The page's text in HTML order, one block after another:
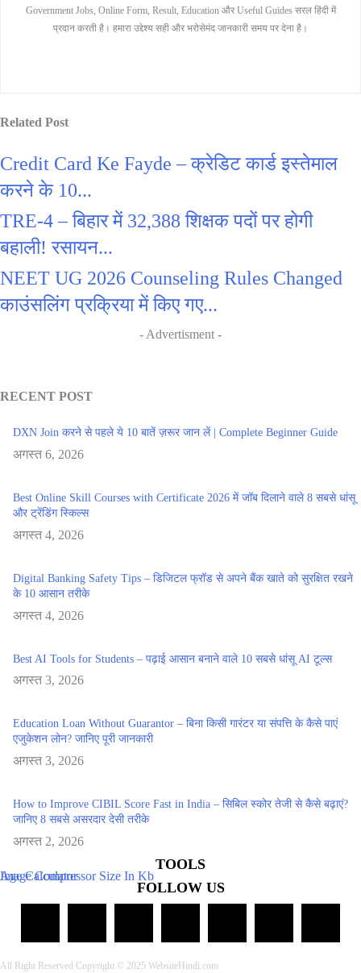
Government Jobs, Online Form, Result, Education और Useful Guides सरल हिंदी में
प्रदान करती है। हमारा उद्देश्य सही और भरोसेमंद जानकारी समय पर देना है।
Related Post
Credit Card Ke Fayde – क्रेडिट कार्ड इस्तेमाल
करने के 10...
TRE-4 – बिहार में 32,388 शिक्षक पदों पर होगी
बहाली! रसायन...
NEET UG 2026 Counseling Rules Changed
काउंसलिंग प्रक्रिया में किए गए...
- Advertisment -
RECENT POST
DXN Join करने से पहले ये 10 बातें ज़रूर जान लें | Complete Beginner Guide
अगस्त 6, 2026
Best Online Skill Courses with Certificate 2026 में जॉब दिलाने वाले 8 सबसे धांसू
और ट्रेंडिंग स्किल्स
अगस्त 4, 2026
Digital Banking Safety Tips – डिजिटल फ्रॉड से अपने बैंक खाते को सुरक्षित रखने
के 10 आसान तरीके
अगस्त 4, 2026
Best AI Tools for Students – पढ़ाई आसान बनाने वाले 10 सबसे धांसू AI टूल्स
अगस्त 3, 2026
Education Loan Without Guarantor – बिना किसी गारंटर या संपत्ति के कैसे पाएं
एजुकेशन लोन? जानिए पूरी जानकारी
अगस्त 3, 2026
How to Improve CIBIL Score Fast in India – सिबिल स्कोर तेजी से कैसे बढ़ाएं?
जानिए 8 सबसे असरदार देसी तरीके
अगस्त 2, 2026
TOOLS
Age Calculator
Image Compressor Size In Kb
FOLLOW US
All Right Reserved Copyright © 2025 WebsiteHindi.com